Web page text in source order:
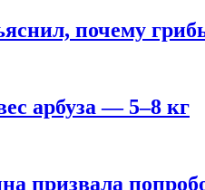
почему
арбуза — 5–8 кг
призвала